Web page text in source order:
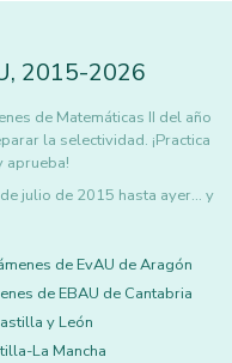
, 2015-2026
de Matemáticas II del año
la selectividad. ¡Practica
aprueba!
julio de 2015 hasta ayer... y
de EvAU de Aragón
de EBAU de Cantabria
y León
La Mancha